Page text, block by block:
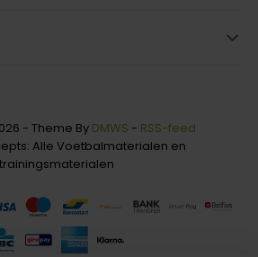
- Theme By DMWS - RSS-feed
Alle Voetbalmaterialen en
trainingsmaterialen